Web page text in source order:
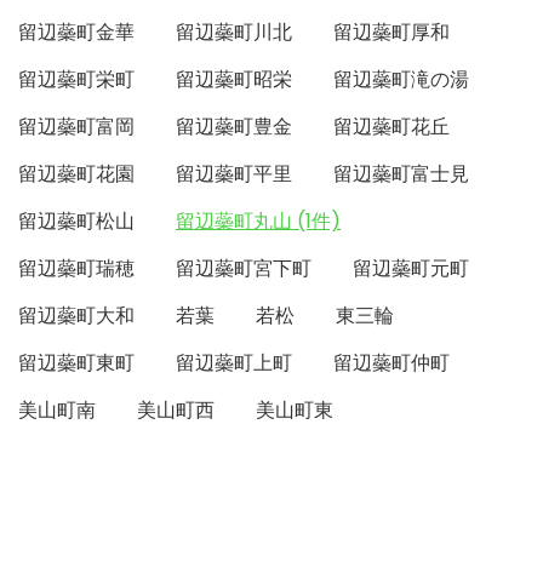
留辺蘂町金華
留辺蘂町川北
留辺蘂町厚和
留辺蘂町栄町
留辺蘂町昭栄
留辺蘂町滝の湯
留辺蘂町富岡
留辺蘂町豊金
留辺蘂町花丘
留辺蘂町花園
留辺蘂町平里
留辺蘂町富士見
留辺蘂町松山
留辺蘂町丸山 (1件)
留辺蘂町瑞穂
留辺蘂町宮下町
留辺蘂町元町
留辺蘂町大和
若葉 若松
東三輪
留辺蘂町東町
留辺蘂町上町
留辺蘂町仲町
美山町南
美山町西 美山町東